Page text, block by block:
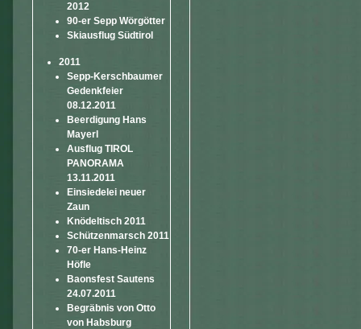
2012
90-er Sepp Wörgötter
Skiausflug Südtirol
2011
Sepp-Kerschbaumer
Gedenkfeier
08.12.2011
Beerdigung Hans
Mayerl
Ausflug TIROL
PANORAMA
13.11.2011
Einsiedelei neuer
Zaun
Knödeltisch 2011
Schützenmarsch 2011
70-er Hans-Heinz
Höfle
Baonsfest Sautens
24.07.2011
Begräbnis von Otto
von Habsburg